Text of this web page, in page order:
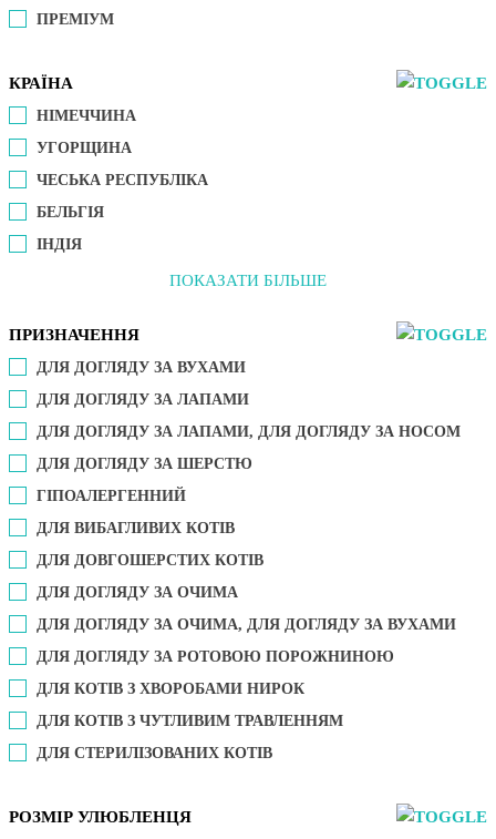
ПРЕМІУМ
КРАЇНА
НІМЕЧЧИНА
УГОРЩИНА
ЧЕСЬКА РЕСПУБЛІКА
БЕЛЬГІЯ
ІНДІЯ
ПОКАЗАТИ БІЛЬШЕ
ПРИЗНАЧЕННЯ
ДЛЯ ДОГЛЯДУ ЗА ВУХАМИ
ДЛЯ ДОГЛЯДУ ЗА ЛАПАМИ
ДЛЯ ДОГЛЯДУ ЗА ЛАПАМИ, ДЛЯ ДОГЛЯДУ ЗА НОСОМ
ДЛЯ ДОГЛЯДУ ЗА ШЕРСТЮ
ГІПОАЛЕРГЕННИЙ
ДЛЯ ВИБАГЛИВИХ КОТІВ
ДЛЯ ДОВГОШЕРСТИХ КОТІВ
ДЛЯ ДОГЛЯДУ ЗА ОЧИМА
ДЛЯ ДОГЛЯДУ ЗА ОЧИМА, ДЛЯ ДОГЛЯДУ ЗА ВУХАМИ
ДЛЯ ДОГЛЯДУ ЗА РОТОВОЮ ПОРОЖНИНОЮ
ДЛЯ КОТІВ З ХВОРОБАМИ НИРОК
ДЛЯ КОТІВ З ЧУТЛИВИМ ТРАВЛЕННЯМ
ДЛЯ СТЕРИЛІЗОВАНИХ КОТІВ
РОЗМІР УЛЮБЛЕНЦЯ